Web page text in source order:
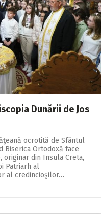
Dunării de Jos
ocrotită de Sfântul
Biserica Ortodoxă face
originar din Insula Creta,
Patriarh al
al credincioşilor…